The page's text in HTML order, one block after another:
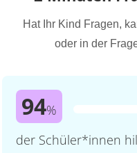
Hat Ihr Kind Fragen,
oder in der
94%
der Schüler*innen